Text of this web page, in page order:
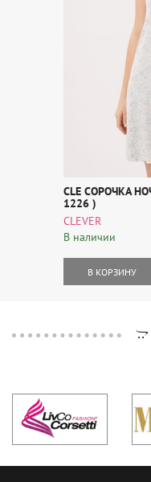
CLE СОРОЧКА
1226 )
CLEVER
В наличии
В КОРЗИНУ